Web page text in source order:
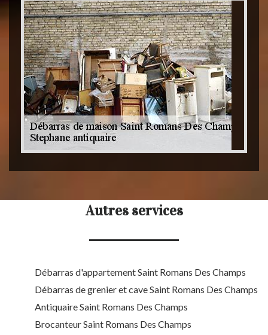
Autres services
Débarras d'appartement Saint Romans Des Champs
Débarras de grenier et cave Saint Romans Des Champs
Antiquaire Saint Romans Des Champs
Brocanteur Saint Romans Des Champs